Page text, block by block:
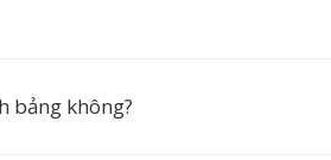
bảng không?